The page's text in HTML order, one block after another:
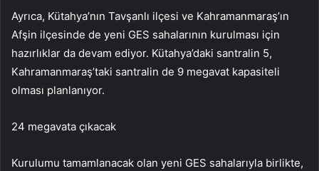
Ayrıca, Kütahya’nın Tavşanlı ilçesi ve Kahramanmaraş’ın
Afşin ilçesinde de yeni GES sahalarının kurulması için
hazırlıklar da devam ediyor. Kütahya’daki santralin 5,
Kahramanmaraş’taki santralin de 9 megavat kapasiteli
olması planlanıyor.
24 megavata çıkacak
Kurulumu tamamlanacak olan yeni GES sahalarıyla birlikte,